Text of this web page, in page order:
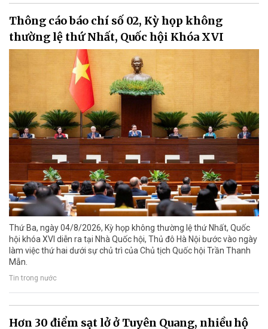
Thông cáo báo chí số 02, Kỳ họp không
thường lệ thứ Nhất, Quốc hội Khóa XVI
Thứ Ba, ngày 04/8/2026, Kỳ họp không thường lệ thứ Nhất, Quốc
hội khóa XVI diễn ra tại Nhà Quốc hội, Thủ đô Hà Nội bước vào ngày
làm việc thứ hai dưới sự chủ trì của Chủ tịch Quốc hội Trần Thanh
Mẫn.
Tin trong nước
Hơn 30 điểm sạt lở ở Tuyên Quang, nhiều hộ